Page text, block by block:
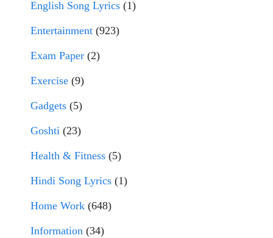
English Song Lyrics (1)
Entertainment (923)
Exam Paper (2)
Exercise (9)
Gadgets (5)
Goshti (23)
Health & Fitness (5)
Hindi Song Lyrics (1)
Home Work (648)
Information (34)